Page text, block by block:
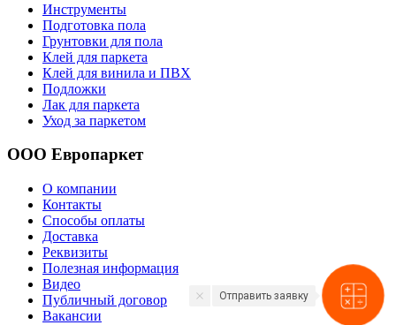
Инструменты
Подготовка пола
Грунтовки для пола
Клей для паркета
Клей для винила и ПВХ
Подложки
Лак для паркета
Уход за паркетом
ООО Европаркет
О компании
Контакты
Способы оплаты
Доставка
Реквизиты
Полезная информация
Видео
Публичный договор
Вакансии
Отправить заявку